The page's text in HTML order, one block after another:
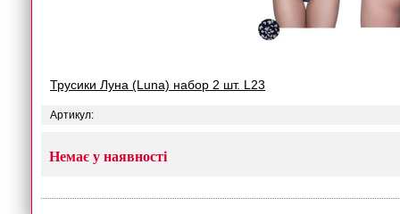
Трусики Луна (Luna) набор 2 шт. L23
Артикул:
Немає у наявності